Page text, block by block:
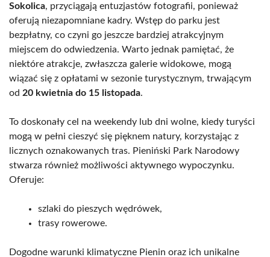
Sokolica, przyciągają entuzjastów fotografii, ponieważ
oferują niezapomniane kadry. Wstęp do parku jest
bezpłatny, co czyni go jeszcze bardziej atrakcyjnym
miejscem do odwiedzenia. Warto jednak pamiętać, że
niektóre atrakcje, zwłaszcza galerie widokowe, mogą
wiązać się z opłatami w sezonie turystycznym, trwającym
od 20 kwietnia do 15 listopada.
To doskonały cel na weekendy lub dni wolne, kiedy turyści
mogą w pełni cieszyć się pięknem natury, korzystając z
licznych oznakowanych tras. Pieniński Park Narodowy
stwarza również możliwości aktywnego wypoczynku.
Oferuje:
szlaki do pieszych wędrówek,
trasy rowerowe.
Dogodne warunki klimatyczne Pienin oraz ich unikalne